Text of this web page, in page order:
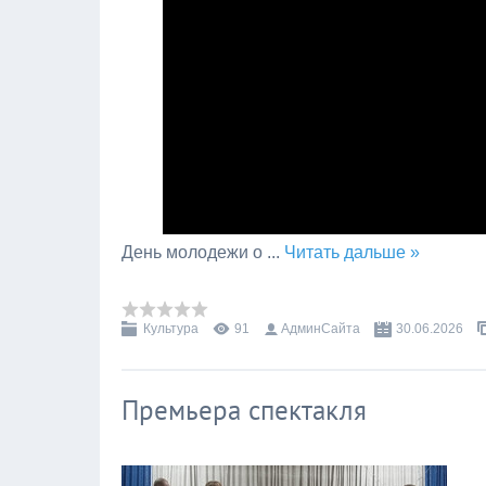
День молодежи о ... Читать дальше »
Культура 91 АдминСайта 30.06.2026
Премьера спектакля